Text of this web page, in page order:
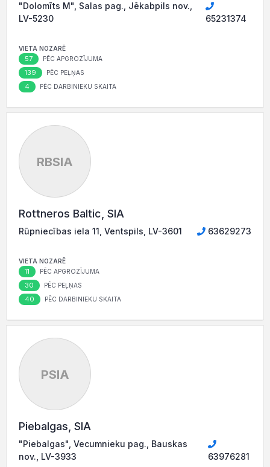
"Dolomīts M", Salas pag., Jēkabpils nov.,
LV-5230
65231374
VIETA NOZARĒ
57 PĒC APGROZĪJUMA
139 PĒC PEĻŅAS
4 PĒC DARBINIEKU SKAITA
RBSIA
Rottneros Baltic, SIA
Rūpniecības iela 11, Ventspils, LV-3601 63629273
VIETA NOZARĒ
11 PĒC APGROZĪJUMA
30 PĒC PEĻŅAS
40 PĒC DARBINIEKU SKAITA
PSIA
Piebalgas, SIA
"Piebalgas", Vecumnieku pag., Bauskas
nov., LV-3933
63976281